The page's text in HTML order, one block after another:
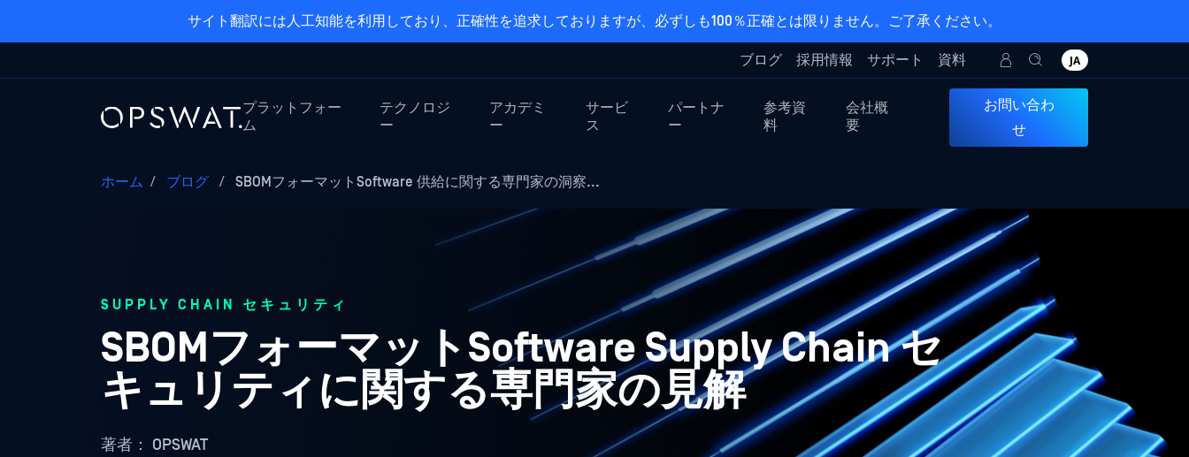
サイト翻訳には人工知能を利用しており、正確性を追求しておりますが、必ずしも100％正確とは限りません。ご了承ください。
ブログ 採用情報 サポート 資料 JA
プラットフォー
ム
テクノロジ
ー
アカデミ
ー
サービ
ス
パートナ
ー
参考資
料
会社概
要
お問い合わ
せ
ホーム / ブログ / SBOMフォーマットSoftware 供給に関する専門家の洞察...
SUPPLY CHAIN セキュリティ
SBOMフォーマットSoftware Supply Chain セ
キュリティに関する専門家の見解
著者： OPSWAT